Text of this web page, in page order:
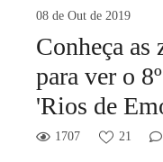
08 de Out de 2019
Conheça as
para ver o
'Rios de
1707 21